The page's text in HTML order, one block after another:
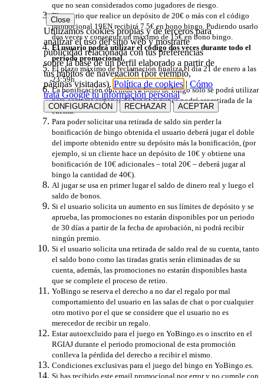
que no sean considerados como jugadores de riesgo.
El usuario que realice un depósito de 20€ o más con el código
promocional 19EN recibirá 7.5€ en bono bingo. Pudiendo usarlo
dos veces y conseguir un máximo de 15€ en bono bingo.
El usuario podrá utilizar el código dos veces durante todo el
periodo promocional.
El plazo máximo de reclamación finaliza el día 21 de enero a las
23:59h.
La bonificación obtenida en bono de bingo solo se podrá utilizar
​​para comprar cartones de bingo y nunca podrá ser retirada de la
cuenta.
Para poder solicitar una retirada de saldo sin perder la
bonificación de bingo obtenida el usuario deberá jugar el doble
del importe obtenido entre su depósito más la bonificación, (por
ejemplo, si un cliente hace un depósito de 10€ y obtiene una
bonificación de 10€ adicionales – total 20€ – deberá jugar al
bingo la cantidad de 40€).
Al jugar se usa en primer lugar el saldo de dinero real y luego el
saldo de bonos.
Si el usuario solicita un aumento en sus límites de depósito y se
aprueba, las promociones no estarán disponibles por un periodo
de 30 días a partir de la fecha de aprobación, ni podrá recibir
ningún premio.
Si el usuario solicita una retirada de saldo real de su cuenta, tanto
el saldo bono como las tiradas gratis serán eliminadas de su
cuenta, además, las promociones no estarán disponibles hasta
que se complete el proceso de retiro.
YoBingo se reserva el derecho a no dar el regalo por mal
comportamiento del usuario en las salas de chat o por cualquier
otro motivo por el que se considere que el usuario no es
merecedor de recibir un regalo.
Estar autoexcluido para el juego en YoBingo.es o inscrito en el
RGIAJ durante el periodo promocional de esta promoción
conlleva la pérdida del derecho a recibir el mismo.
Condiciones exclusivas para el juego del bingo en YoBingo.es.
Si has recibido este email promocional por error y no cumple con
Close
Utilizamos cookies propias y de terceros para
analizar el uso del sitio web y mostrarte
publicidad relacionada con tus preferencias
sobre la base de un perfil elaborado a partir de
tus hábitos de navegación (por ejemplo,
páginas visitadas). Política de cookies | Cómo
trata Google tu información personal
CONFIGURACIÓN RECHAZAR ACEPTAR